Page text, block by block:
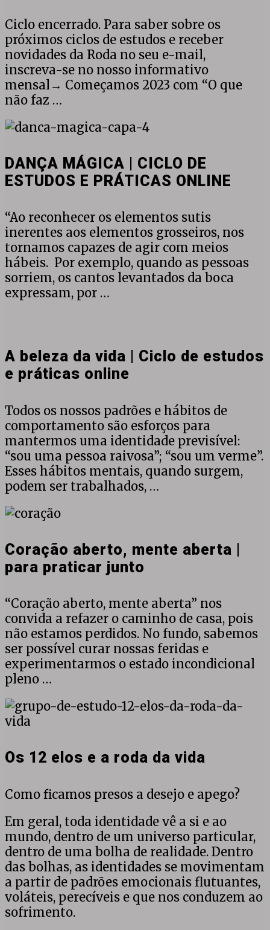
|
RODA
SEMANAL
DE
PRÁTICAS
E
ONLINE
Ciclo encerrado. Para saber sobre os
próximos ciclos de estudos e receber
novidades da Roda no seu e-mail,
inscreva-se no nosso informativo
mensal→ Começamos 2023 com “O que
não faz …
DANÇA
|
CICLO
DE
E
PRÁTICAS
ONLINE
DANÇA MÁGICA | CICLO DE
ESTUDOS E PRÁTICAS ONLINE
“Ao reconhecer os elementos sutis
inerentes aos elementos grosseiros, nos
tornamos capazes de agir com meios
hábeis. Por exemplo, quando as pessoas
sorriem, os cantos levantados da boca
expressam, por …
da
vida
|
de
estudos
e
práticas
online
A beleza da vida | Ciclo de estudos
e práticas online
Todos os nossos padrões e hábitos de
comportamento são esforços para
mantermos uma identidade previsível:
“sou uma pessoa raivosa”; “sou um verme”.
Esses hábitos mentais, quando surgem,
podem ser trabalhados, …
Coração
mente
aberta
|
praticar
junto
Coração aberto, mente aberta |
para praticar junto
“Coração aberto, mente aberta” nos
convida a refazer o caminho de casa, pois
não estamos perdidos. No fundo, sabemos
ser possível curar nossas feridas e
experimentarmos o estado incondicional
pleno …
Os
12
e
a
da
Os 12 elos e a roda da vida
Como ficamos presos a desejo e apego?
Em geral, toda identidade vê a si e ao
mundo, dentro de um universo particular,
dentro de uma bolha de realidade. Dentro
das bolhas, as identidades se movimentam
a partir de padrões emocionais flutuantes,
voláteis, perecíveis e que nos conduzem ao
sofrimento.